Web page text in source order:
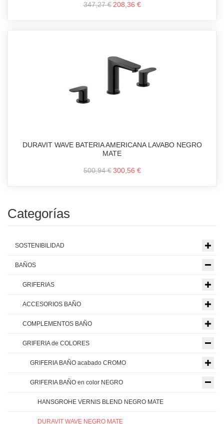
347,27 € 208,36 €
DURAVIT WAVE BATERIA AMERICANA LAVABO NEGRO
MATE
500,94 € 300,56 €
Categorías
SOSTENIBILIDAD
BAÑOS
GRIFERIAS
ACCESORIOS BAÑO
COMPLEMENTOS BAÑO
GRIFERIA de COLORES
GRIFERIA BAÑO acabado CROMO
GRIFERIA BAÑO en color NEGRO
HANSGROHE VERNIS BLEND NEGRO MATE
DURAVIT WAVE NEGRO MATE